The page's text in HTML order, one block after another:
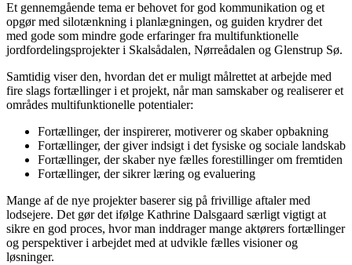
Et gennemgående tema er behovet for god kommunikation og et
opgør med silotænkning i planlægningen, og guiden krydrer det
med gode som mindre gode erfaringer fra multifunktionelle
jordfordelingsprojekter i Skalsådalen, Nørreådalen og Glenstrup Sø.
Samtidig viser den, hvordan det er muligt målrettet at arbejde med
fire slags fortællinger i et projekt, når man samskaber og realiserer et
områdes multifunktionelle potentialer:
Fortællinger, der inspirerer, motiverer og skaber opbakning
Fortællinger, der giver indsigt i det fysiske og sociale landskab
Fortællinger, der skaber nye fælles forestillinger om fremtiden
Fortællinger, der sikrer læring og evaluering
Mange af de nye projekter baserer sig på frivillige aftaler med
lodsejere. Det gør det ifølge Kathrine Dalsgaard særligt vigtigt at
sikre en god proces, hvor man inddrager mange aktørers fortællinger
og perspektiver i arbejdet med at udvikle fælles visioner og
løsninger.